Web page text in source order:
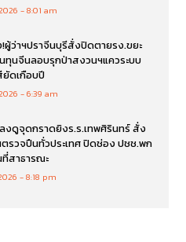
8:01 am
!ผู้ว่าฯปราจีนบุรีสั่งปิดตายรง.ขยะ
ทุนจีนลอบรุกป่าสงวนฯแควระบบ
ยัดเกือบปี
6:39 am
งดูจุดกราดยิงร.ร.เทพศิรินทร์ สั่ง
รวจปืนทั่วประเทศ ปิดช่อง ปชช.พก
ที่สาธารณะ
8:18 pm